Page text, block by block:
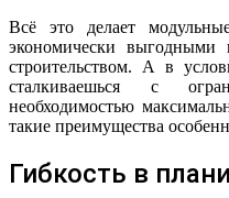
Всё это делает
экономически
строительством. А в
сталкиваешься с
необходимостью
такие преимущества
Гибкость в